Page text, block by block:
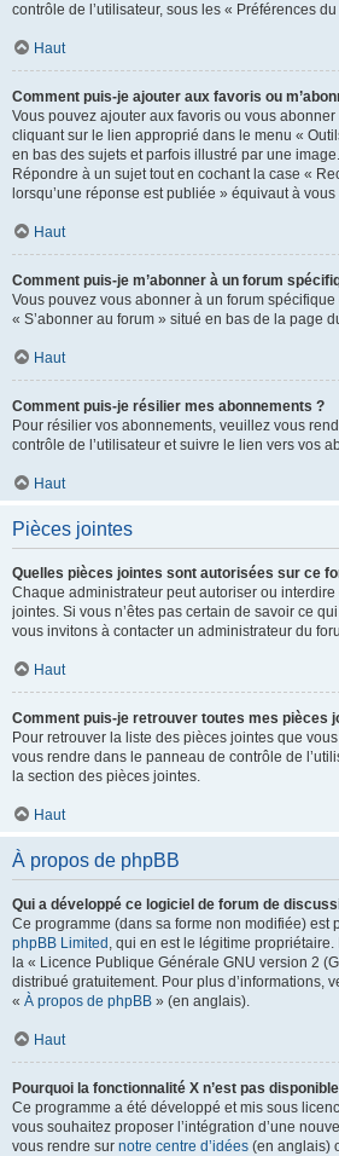
contrôle de l’utilisateur, sous les « Préférences
Haut
Comment puis-je ajouter aux favoris ou
Vous pouvez ajouter aux favoris ou vous
cliquant sur le lien approprié dans le menu «
en bas des sujets et parfois illustré par une image.
Répondre à un sujet tout en cochant la case «
lorsqu’une réponse est publiée » équivaut à
Haut
Comment puis-je m’abonner à un forum
Vous pouvez vous abonner à un forum
« S’abonner au forum » situé en bas de la page
Haut
Comment puis-je résilier mes abonnements ?
Pour résilier vos abonnements, veuillez vous
contrôle de l’utilisateur et suivre le lien vers vos
Haut
Pièces jointes
Quelles pièces jointes sont autorisées sur ce
Chaque administrateur peut autoriser ou
jointes. Si vous n’êtes pas certain de savoir ce
vous invitons à contacter un administrateur du
Haut
Comment puis-je retrouver toutes mes pièces
Pour retrouver la liste des pièces jointes que
vous rendre dans le panneau de contrôle de
la section des pièces jointes.
Haut
À propos de phpBB
Qui a développé ce logiciel de forum de
Ce programme (dans sa forme non modifiée) est
phpBB Limited , qui en est le légitime
la « Licence Publique Générale GNU version 2
distribué gratuitement. Pour plus d’informations,
« À propos de phpBB » (en anglais).
Haut
Pourquoi la fonctionnalité X n’est pas
Ce programme a été développé et mis sous
vous souhaitez proposer l’intégration d’une
vous rendre sur notre centre d’idées (en anglais)